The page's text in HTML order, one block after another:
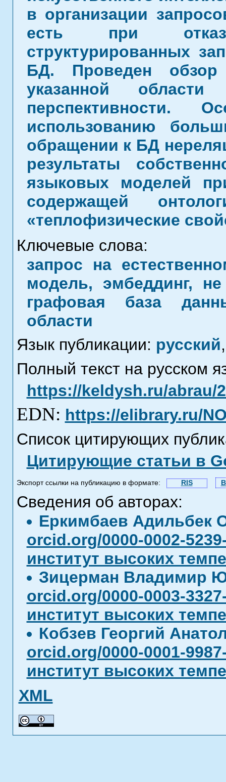
в организации
есть при
структурированных
БД. Проведен
указанной
перспективности.
использованию
обращении к БД
результаты
языковых моделей
содержащей
«теплофизические
Ключевые слова:
запрос на
модель, эмбеддинг,
графовая база
области
Язык публикации: русский,
Полный текст на русском
https://keldysh.ru/abrau/
EDN: https://elibrary.ru/
Список цитирующих
Цитирующие статьи в
Экспорт ссылки на публикацию в формате: RIS
Сведения об авторах:
Еркимбаев Адильбек
orcid.org/0000-0002-
институт высоких
Зицерман Владимир
orcid.org/0000-0003-
институт высоких
Кобзев Георгий
orcid.org/0000-0001-
институт высоких
XML